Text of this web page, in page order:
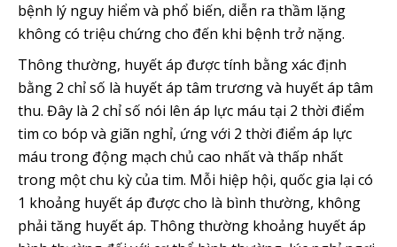
bệnh lý nguy hiểm và phổ biến, diễn ra thầm lặng
không có triệu chứng cho đến khi bệnh trở nặng.
Thông thường, huyết áp được tính bằng xác định
bằng 2 chỉ số là huyết áp tâm trương và huyết áp tâm
thu. Đây là 2 chỉ số nói lên áp lực máu tại 2 thời điểm
tim co bóp và giãn nghỉ, ứng với 2 thời điểm áp lực
máu trong động mạch chủ cao nhất và thấp nhất
trong một chu kỳ của tim. Mỗi hiệp hội, quốc gia lại có
1 khoảng huyết áp được cho là bình thường, không
phải tăng huyết áp. Thông thường khoảng huyết áp